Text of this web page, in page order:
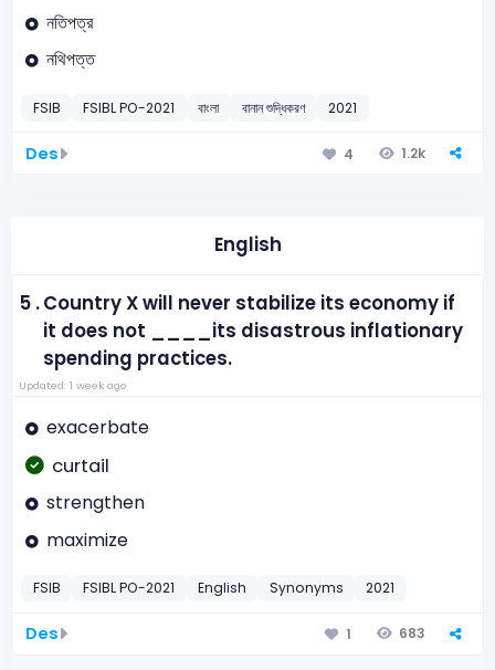
নতিপত্র
নথিপত্ত
FSIB FSIBL PO-2021 বাংলা বানান শুদ্ধিকরণ 2021
Des 4 1.2k
English
5 .Country X will never stabilize its economy if
it does not ____its disastrous inflationary
spending practices.
Updated: 1 week ago
exacerbate
curtail
strengthen
maximize
FSIB FSIBL PO-2021 English Synonyms 2021
Des 1 683